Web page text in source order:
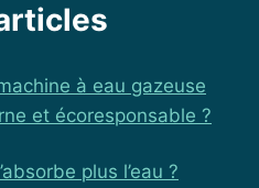
à eau gazeuse
et écoresponsable ?
plus l’eau ?